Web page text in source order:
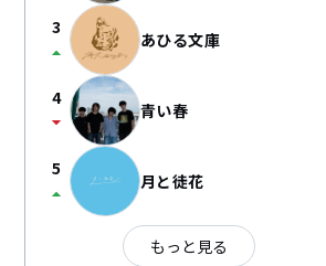
3
arrow_drop_up あひる文庫
4
arrow_drop_down 青い春
5
arrow_drop_up 月と徒花
もっと見る